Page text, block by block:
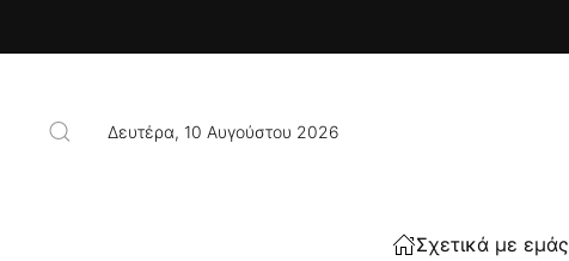
Δευτέρα, 10 Αυγούστου 2026
Σχετικά με εμάς